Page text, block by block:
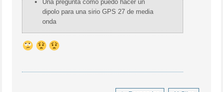
Una pregunta cómo puedo hacer un
dipolo para una sirio GPS 27 de media
onda